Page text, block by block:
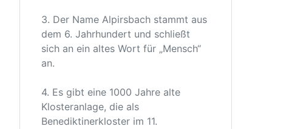
3. Der Name Alpirsbach stammt aus
dem 6. Jahrhundert und schließt
sich an ein altes Wort für „Mensch“
an.
4. Es gibt eine 1000 Jahre alte
Klosteranlage, die als
Benediktinerkloster im 11.